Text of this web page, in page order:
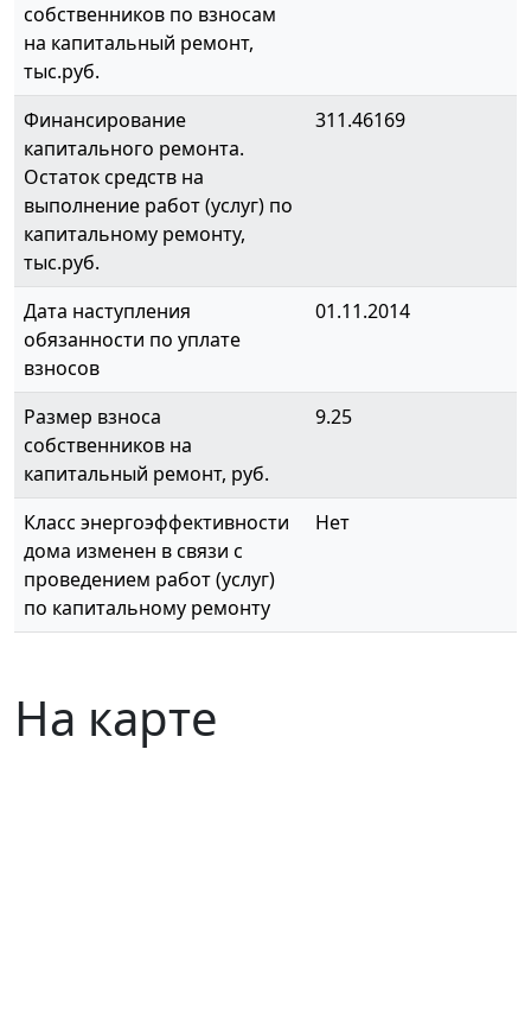
собственников по взносам
на капитальный ремонт,
тыс.руб.
Финансирование
капитального ремонта.
Остаток средств на
выполнение работ (услуг) по
капитальному ремонту,
тыс.руб.
311.46169
Дата наступления
обязанности по уплате
взносов
01.11.2014
Размер взноса
собственников на
капитальный ремонт, руб.
9.25
Класс энергоэффективности
дома изменен в связи с
проведением работ (услуг)
по капитальному ремонту
Нет
На карте